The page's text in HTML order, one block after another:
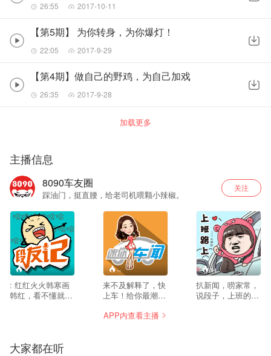
26:55 2017-10-11
【第5期】 为你转身，为你爆灯！
22:05 2017-9-29
【第4期】做自己的野鸡，为自己加戏
26:35 2017-9-28
加载更多
主播信息
8090车友圈
踩油门，挺直腰，给老司机喂颗小辣椒。
关注
--
: 红红火火韩寒画
韩红，看不懂就听
--
来不及解释了，快
上车！给你最潮最
想听的，我都有！
94
扒新闻，唠家常，
说段子，上班的路
APP内查看主播
大家都在听